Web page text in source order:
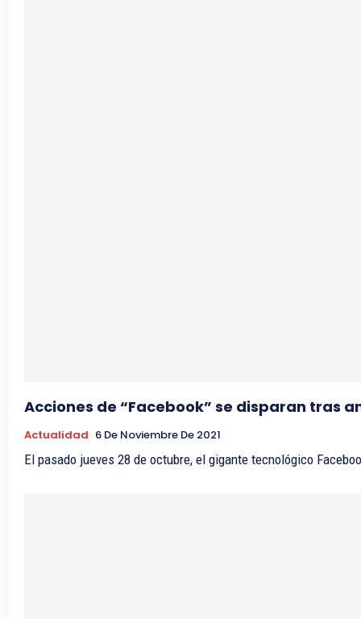
Acciones de “Facebook” se disparan tras
Actualidad 6 De Noviembre De 2021
El pasado jueves 28 de octubre, el gigante tecnológico